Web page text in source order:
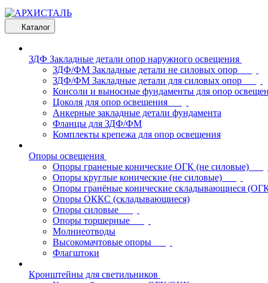
Каталог
ЗДФ Закладные детали опор наружного освещения
ЗДФ/ФМ Закладные детали не силовых опор
ЗДФ/ФМ Закладные детали для силовых опор
Консоли и выносные фундаменты для опор
Цоколя для опор освещения
Анкерные закладные детали фундамента
Фланцы для ЗДФ/ФМ
Комплекты крепежа для опор освещения
Опоры освещения
Опоры граненые конические ОГК (не силовые)
Опоры круглые конические (не силовые)
Опоры гранёные конические складывающиеся
Опоры ОККС (складывающиеся)
Опоры силовые
Опоры торшерные
Молниеотводы
Высокомачтовые опоры
Флагштоки
Кронштейны для светильников